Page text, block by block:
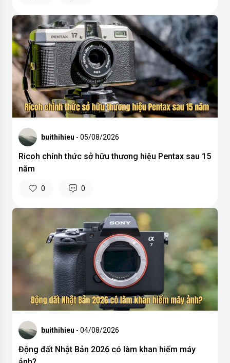
buithihieu - 05/08/2026
Ricoh chính thức sở hữu thương hiệu Pentax sau 15
năm
0 0
buithihieu - 04/08/2026
Động đất Nhật Bản 2026 có làm khan hiếm máy